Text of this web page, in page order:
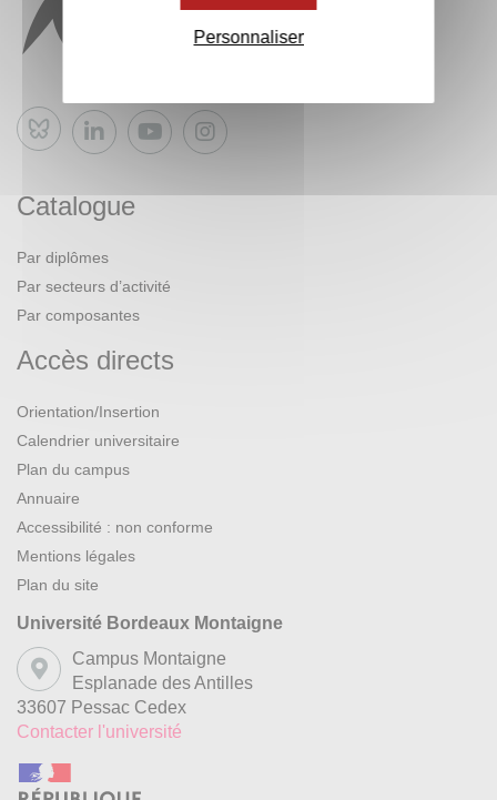
Bluesky
Catalogue
Par diplômes
Par secteurs d’activité
Par composantes
Accès directs
Orientation/Insertion
Calendrier universitaire
Plan du campus
Annuaire
Accessibilité : non conforme
Mentions légales
Plan du site
Université Bordeaux Montaigne
Campus Montaigne
Esplanade des Antilles
33607 Pessac Cedex
Contacter l'université
Personnaliser